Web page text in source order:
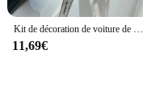
Kit de décoration de voiture de mariage, fleur artificielle, rose romantique, fausse pivoine florale, cadeau de la fête de Léon, fournitures de festival, 2 pièces
11,69€